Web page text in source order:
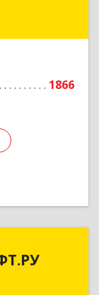
1866
дом № 9А,
дом №